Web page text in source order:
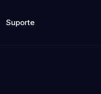
Suporte